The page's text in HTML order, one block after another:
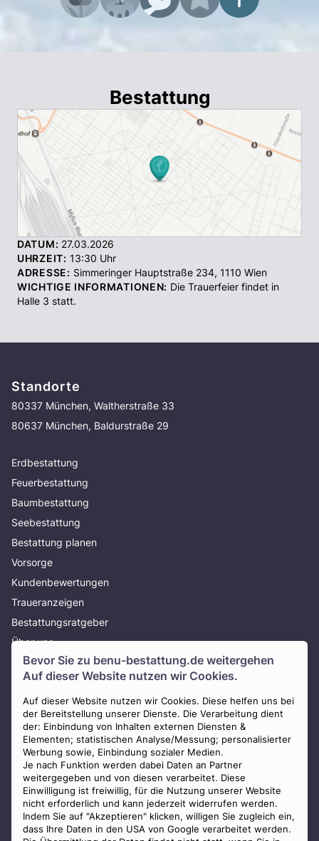
Bevor Sie zu benu-bestattung.de weitergehen
Auf dieser Website nutzen wir Cookies.
Auf dieser Website nutzen wir Cookies. Diese helfen uns bei
der Bereitstellung unserer Dienste. Die Verarbeitung dient
der: Einbindung von Inhalten externen Diensten &
Elementen; statistischen Analyse/Messung; personalisierter
Werbung sowie, Einbindung sozialer Medien.
Je nach Funktion werden dabei Daten an Partner
weitergegeben und von diesen verarbeitet. Diese
Einwilligung ist freiwillig, für die Nutzung unserer Website
nicht erforderlich und kann jederzeit widerrufen werden.
Indem Sie auf "Akzeptieren" klicken, willigen Sie zugleich ein,
dass Ihre Daten in den USA von Google verarbeitet werden.
Bestattung
DATUM: 27.03.2026
UHRZEIT: 13:30 Uhr
ADRESSE: Simmeringer Hauptstraße 234, 1110 Wien
WICHTIGE INFORMATIONEN: Die Trauerfeier findet in
Halle 3 statt.
Standorte
80337 München, Waltherstraße 33
80637 München, Baldurstraße 29
Erdbestattung
Feuerbestattung
Baumbestattung
Seebestattung
Bestattung planen
Vorsorge
Kundenbewertungen
Traueranzeigen
Bestattungsratgeber
Über uns
Presse
AGB
Impressum
Datenschutz
Widerrufsbelehrung
Zahlungsmöglichkeiten
Mitglied im Bestatterverband Bayern